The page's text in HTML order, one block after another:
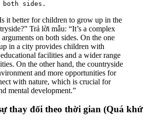
both sides.
it better for children to grow up in the
Trả lời mẫu: “It’s a complex
on both sides. On the one
in a city provides children with
facilities and a wider range
On the other hand, the countryside
and more opportunities for
with nature, which is crucial for
mental development.”
thay đổi theo thời gian (Quá khứ